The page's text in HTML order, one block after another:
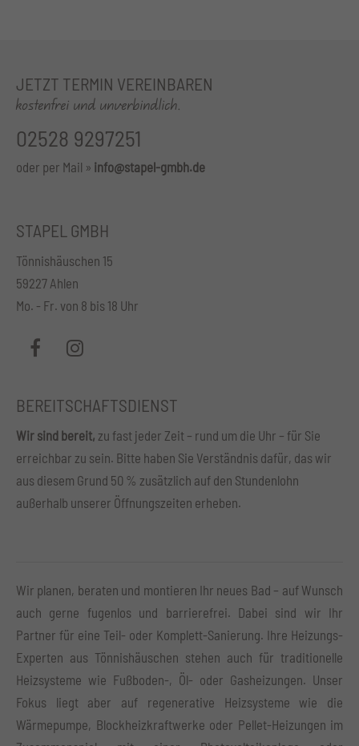
JETZT TERMIN VEREINBAREN
kostenfrei und unverbindlich.
02528 9297251
oder per Mail » info@stapel-gmbh.de
STAPEL GMBH
Tönnishäuschen 15
59227 Ahlen
Mo. - Fr. von 8 bis 18 Uhr
BEREITSCHAFTSDIENST
Wir sind bereit, zu fast jeder Zeit – rund um die Uhr – für Sie
erreichbar zu sein. Bitte haben Sie Verständnis dafür, das wir
aus diesem Grund 50 % zusätzlich auf den Stundenlohn
außerhalb unserer Öffnungszeiten erheben.
Wir planen, beraten und montieren Ihr neues Bad – auf Wunsch
auch gerne fugenlos und barrierefrei. Dabei sind wir Ihr
Partner für eine Teil- oder Komplett-Sanierung. Ihre Heizungs-
Experten aus Tönnishäuschen stehen auch für traditionelle
Heizsysteme wie Fußboden-, Öl- oder Gasheizungen. Unser
Fokus liegt aber auf regenerative Heizsysteme wie die
Wärmepumpe, Blockheizkraftwerke oder Pellet-Heizungen im